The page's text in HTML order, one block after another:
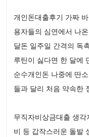
개인돈대출후기 가짜
용자들의 심연에서 나
달돈 일주일 간격의 독
루틴이 싫다면 한 달에
순수개인돈 나중에 딴
들과 달리 처음 약속한
무직자비상금대출 생
비 등 갑작스러운 돌발